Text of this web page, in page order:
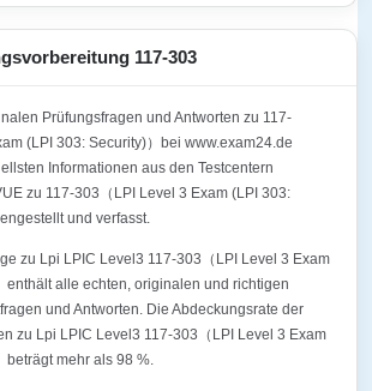
117-303
Prüfungsfragen und Antworten zu 117-
(LPI 303: Security)）bei www.exam24.de
Informationen aus den Testcentern
zu 117-303（LPI Level 3 Exam (LPI 303:
und verfasst.
zu Lpi LPIC Level3 117-303（LPI Level 3 Exam
enthält alle echten, originalen und richtigen
und Antworten. Die Abdeckungsrate der
zu Lpi LPIC Level3 117-303（LPI Level 3 Exam
beträgt mehr als 98 %.